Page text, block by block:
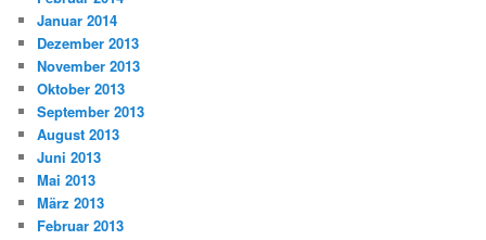
Januar 2014
Dezember 2013
November 2013
Oktober 2013
September 2013
August 2013
Juni 2013
Mai 2013
März 2013
Februar 2013